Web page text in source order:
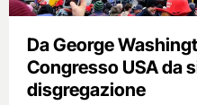
Da George
Congresso USA da
disgregazione